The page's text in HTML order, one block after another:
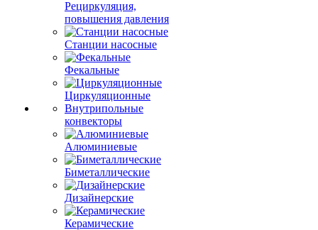
Рециркуляция,
повышения давления
Станции насосные
Фекальные
Циркуляционные
Внутрипольные
конвекторы
Алюминиевые
Биметаллические
Дизайнерские
Керамические